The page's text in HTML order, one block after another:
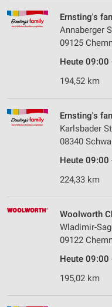
Ernsting's
Annaberger
09125
Heute 09:00
194,52 km
Ernsting's
Karlsbader
08340
Heute 09:00
224,33 km
Woolworth
Wladimir-
09122
Heute 09:00
195,02 km